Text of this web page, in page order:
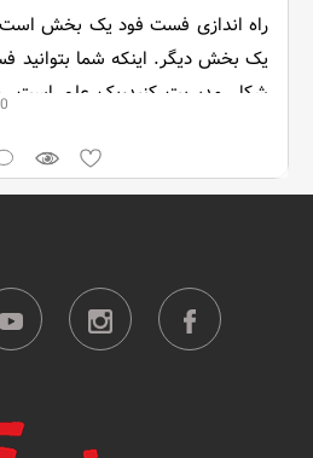
راه اندازی فست فود یک بخش است
یک بخش دیگر. اینکه شما بتوانید
شکل مدیریت کنید،یک علم است.